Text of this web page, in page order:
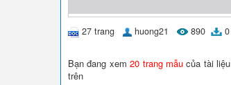
27 trang huong21 890 0
Bạn đang xem20 trang mẫucủa tài liệu
trên